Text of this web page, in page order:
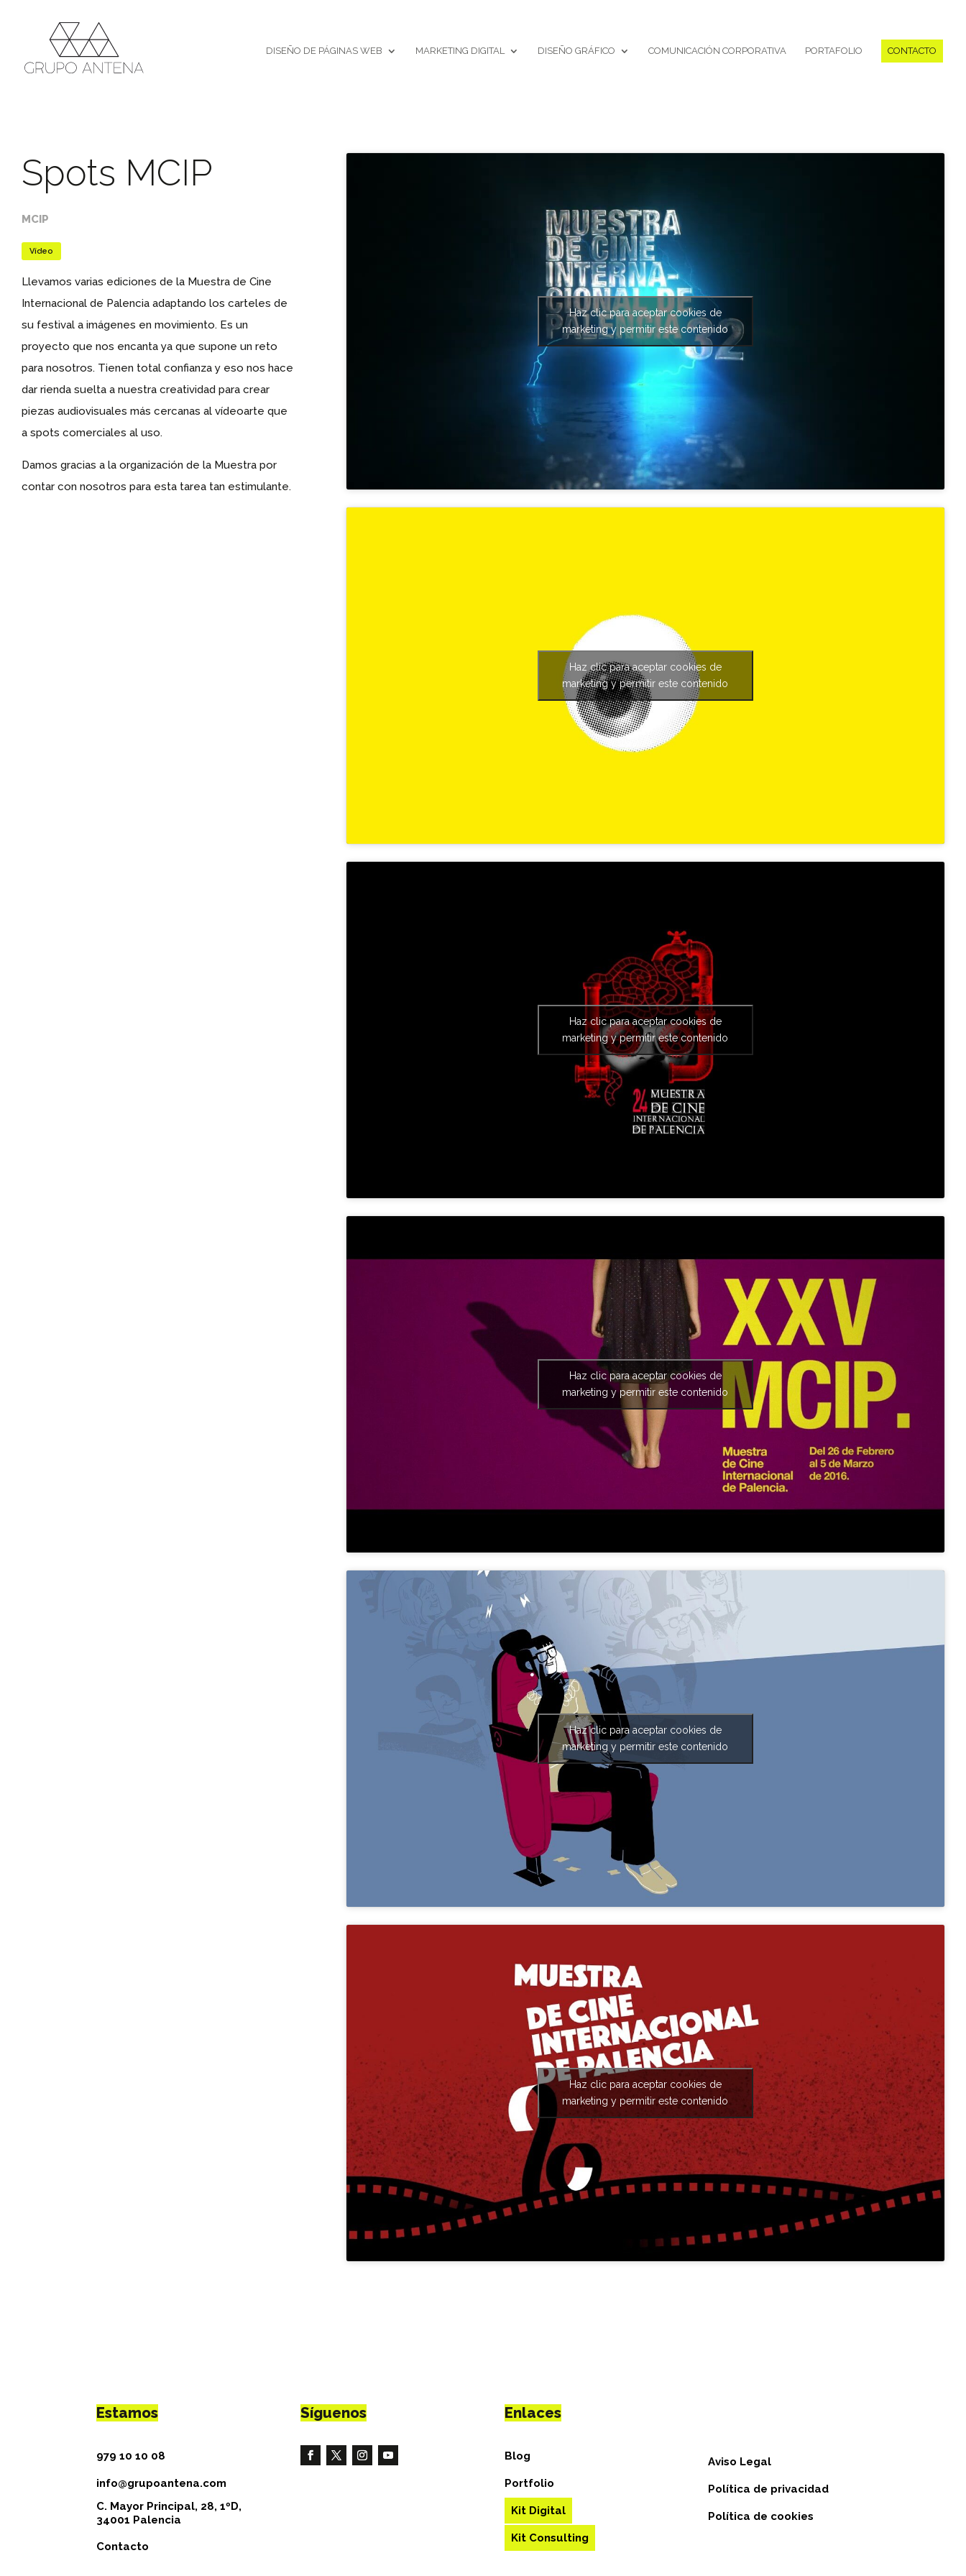
DISEÑO DE PÁGINAS WEB MARKETING DIGITAL DISEÑO GRÁFICO COMUNICACIÓN CORPORATIVA PORTAFOLIO CONTACTO
Spots MCIP
MCIP
Vídeo
Llevamos varias ediciones de la Muestra de Cine
Internacional de Palencia adaptando los carteles de
su festival a imágenes en movimiento. Es un
proyecto que nos encanta ya que supone un reto
para nosotros. Tienen total confianza y eso nos hace
dar rienda suelta a nuestra creatividad para crear
piezas audiovisuales más cercanas al vídeoarte que
a spots comerciales al uso.
Damos gracias a la organización de la Muestra por
contar con nosotros para esta tarea tan estimulante.
Haz clic para aceptar cookies de
marketing y permitir este contenido
Haz clic para aceptar cookies de
marketing y permitir este contenido
Haz clic para aceptar cookies de
marketing y permitir este contenido
Haz clic para aceptar cookies de
marketing y permitir este contenido
Haz clic para aceptar cookies de
marketing y permitir este contenido
Haz clic para aceptar cookies de
marketing y permitir este contenido
Estamos
979 10 10 08
info@grupoantena.com
C. Mayor Principal, 28, 1ºD,
34001 Palencia
Contacto
Síguenos Enlaces
Blog
Portfolio
Kit Digital
Kit Consulting
Aviso Legal
Política de privacidad
Política de cookies